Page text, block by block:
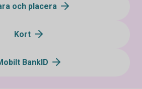
och placera
Kort
BankID